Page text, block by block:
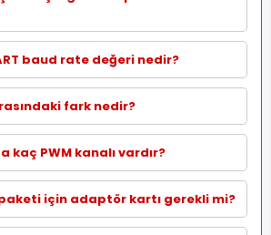
baud rate değeri nedir?
fark nedir?
kaç PWM kanalı vardır?
paketi için adaptör kartı gerekli mi?